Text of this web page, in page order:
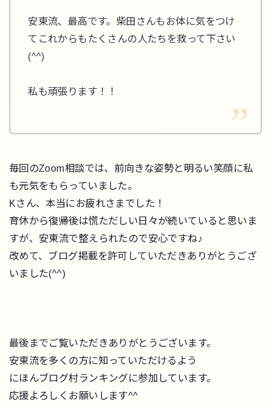
安東流、最高です。柴田さんもお体に気をつけ
てこれからもたくさんの人たちを救って下さい
(^^)
私も頑張ります！！
毎回のZoom相談では、前向きな姿勢と明るい笑顔に私
も元気をもらっていました。
Kさん、本当にお疲れさまでした！
育休から復帰後は慌ただしい日々が続いていると思いま
すが、安東流で整えられたので安心ですね♪
改めて、ブログ掲載を許可していただきありがとうござ
いました(^^)
最後までご覧いただきありがとうございます。
安東流を多くの方に知っていただけるよう
にほんブログ村ランキングに参加しています。
応援よろしくお願いします^^